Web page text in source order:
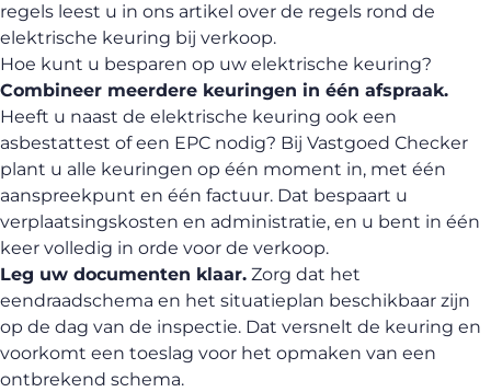
regels leest u in ons artikel over de regels rond de
elektrische keuring bij verkoop.
Hoe kunt u besparen op uw elektrische keuring?
Combineer meerdere keuringen in één afspraak.
Heeft u naast de elektrische keuring ook een
asbestattest of een EPC nodig? Bij Vastgoed Checker
plant u alle keuringen op één moment in, met één
aanspreekpunt en één factuur. Dat bespaart u
verplaatsingskosten en administratie, en u bent in één
keer volledig in orde voor de verkoop.
Leg uw documenten klaar. Zorg dat het
eendraadschema en het situatieplan beschikbaar zijn
op de dag van de inspectie. Dat versnelt de keuring en
voorkomt een toeslag voor het opmaken van een
ontbrekend schema.